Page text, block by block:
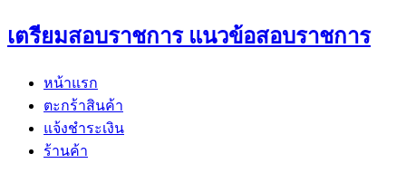
Skip
to
เตรียมสอบราชการ แนวข้อสอบราชการ
หน้าแรก
ตะกร้าสินค้า
แจ้งชำระเงิน
ร้านค้า